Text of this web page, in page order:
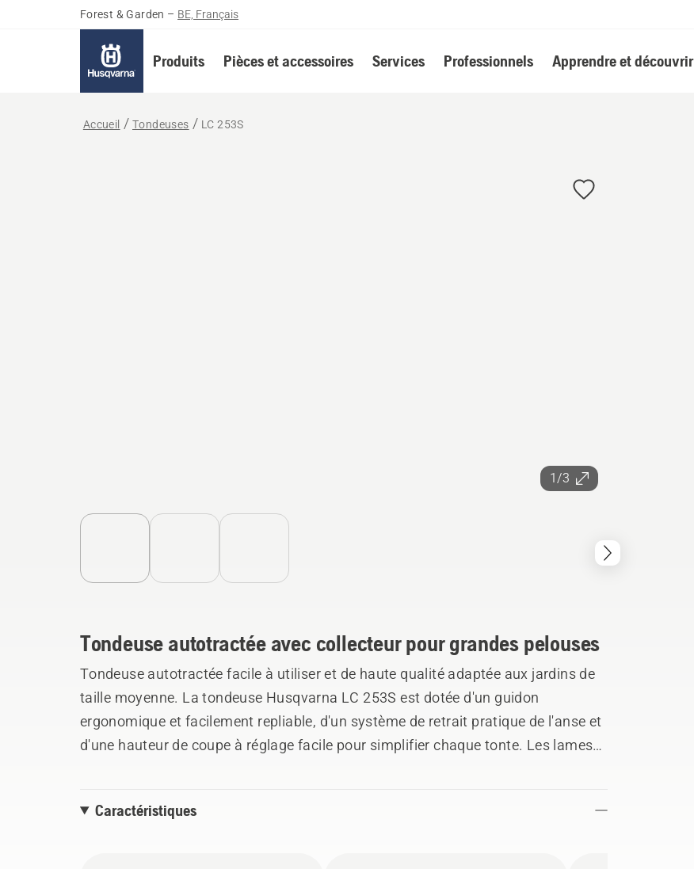
Forest & Garden – BE, Français
Produits Pièces et accessoires Services Professionnels Apprendre et découvrir
Accueil Tondeuses LC 253S
1/3
Tondeuse autotractée avec collecteur pour grandes pelouses
Tondeuse autotractée facile à utiliser et de haute qualité adaptée aux jardins de
taille moyenne. La tondeuse Husqvarna LC 253S est dotée d'un guidon
ergonomique et facilement repliable, d'un système de retrait pratique de l'anse et
d'une hauteur de coupe à réglage facile pour simplifier chaque tonte. Les lames
réduire le poids. Moteur puissant et fiable pour des performances accrues et un
Caractéristiques